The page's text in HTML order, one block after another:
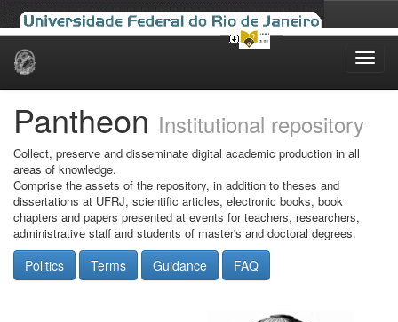
Skip
Pantheon Institutional repository
Collect, preserve and disseminate digital academic production in all
areas of knowledge.
Comprise the assets of the repository, in addition to theses and
dissertations at UFRJ, scientific articles, electronic books, book
chapters and papers presented at events for teachers, researchers,
administrative staff and students of master's and doctoral degrees.
Politics Terms Guidance FAQ